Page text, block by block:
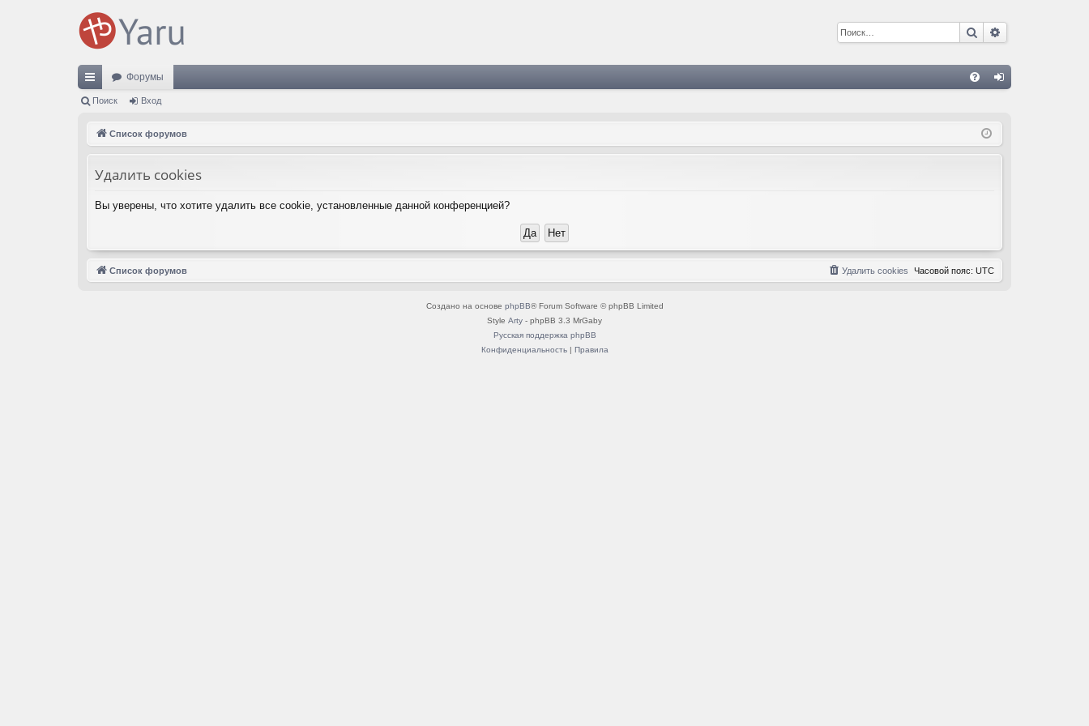
Поиск
с
Форумы
д
Поиск Вход
Список форумов
Удалить cookies
Вы уверены, что хотите удалить все cookie, установленные данной конференцией?
Список форумов Часовой пояс: UTC
Удалить cookies
Создано на основе phpBB® Forum Software © phpBB Limited
Style Arty - phpBB 3.3 MrGaby
Русская поддержка phpBB
Конфиденциальность| Правила